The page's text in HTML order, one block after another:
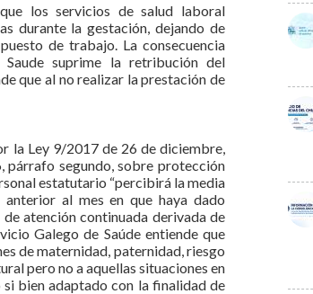
los servicios de salud laboral
durante la gestación, dejando de
de trabajo. La consecuencia
suprime la retribución del
que al no realizar la prestación de
la Ley 9/2017 de 26 de diciembre,
párrafo segundo, sobre protección
estatutario “percibirá la media
al mes en que haya dado
atención continuada derivada de
Galego de Saúde entiende que
de maternidad, paternidad, riesgo
pero no a aquellas situaciones en
bien adaptado con la finalidad de